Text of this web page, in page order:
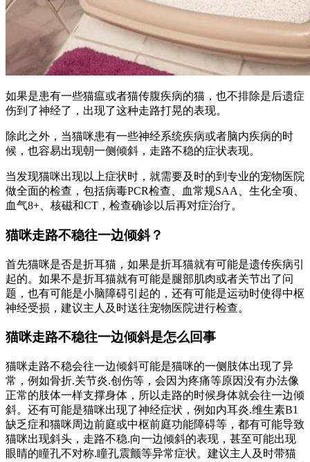
如果是患有一些猫瘟或者猫传腹疾病的猫，也不排除是后遗症
伤到了神经了，出现了这种走路打晃的表现。
除此之外，当猫咪患有一些神经系统疾病或者脑内疾病的时
候，也容易出现朝一侧倾斜，走路不稳的症状表现。
当发现猫咪出现以上症状时，就需要及时的到专业的宠物医院
做全面的检查，包括病毒PCR检查、血常规SAA、生化全项、
血气8+、核磁和CT，检查确诊以后再对症治疗。
猫咪走路不稳往一边倾斜？
首先猫咪是否是折耳猫，如果是折耳猫就有可能是遗传疾病引
起的。如果不是折耳猫就有可能是腿部肌肉或者关节出了问
题，也有可能是小脑障碍引起的，还有可能是运动时使得中枢
神经受损，建议主人及时送往宠物医院进行检查。
猫咪走路不稳往一边倾斜是怎么回事
猫咪走路不稳会往一边倾斜可能是猫咪的一侧肢体出现了异
常，例如骨折.关节炎.创伤等，会因为疼痛等原因没有办法像
正常的肢体一样支撑身体，所以走路的时候身体就会往一边倾
斜。还有可能是猫咪出现了神经症状，例如内耳炎.维生素B1
缺乏症和猫咪周边前庭或中枢前庭功能障碍等，都有可能导致
猫咪出现斜头，走路不稳.向一边倾斜的表现，甚至可能出现
眼睛的瞳孔不对称.瞳孔震颤等异常症状。建议主人及时带猫